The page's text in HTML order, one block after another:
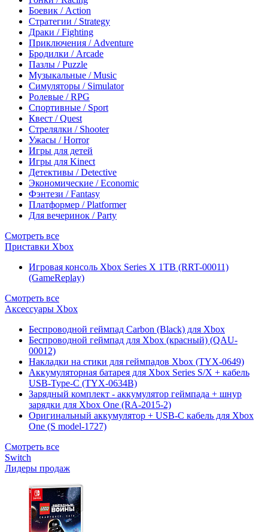
Боевик / Action
Стратегии / Strategy
Драки / Fighting
Приключения / Adventure
Бродилки / Arcade
Пазлы / Puzzle
Музыкальные / Music
Симуляторы / Simulator
Ролевые / RPG
Спортивные / Sport
Квест / Quest
Стрелялки / Shooter
Ужасы / Horror
Игры для детей
Игры для Kinect
Детективы / Detective
Экономические / Economic
Фэнтези / Fantasy
Платформер / Platformer
Для вечеринок / Party
Смотреть все
Приставки Xbox
Игровая консоль Xbox Series X 1TB (RRT-00011)
(GameReplay)
Смотреть все
Аксессуары Xbox
Беспроводной геймпад Carbon (Black) для Xbox
Беспроводной геймпад для Xbox (красный) (QAU-
00012)
Накладки на стики для геймпадов Xbox (TYX-0649)
Аккумуляторная батарея для Xbox Series S/X + кабель
USB-Type-C (TYX-0634B)
Зарядный комплект - аккумулятор геймпада + шнур
зарядки для Xbox One (RA-2015-2)
Оригинальный аккумулятор + USB-C кабель для Xbox
One (S model-1727)
Смотреть все
Switch
Лидеры продаж